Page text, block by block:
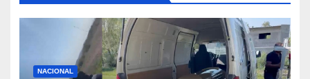
NACIONAL